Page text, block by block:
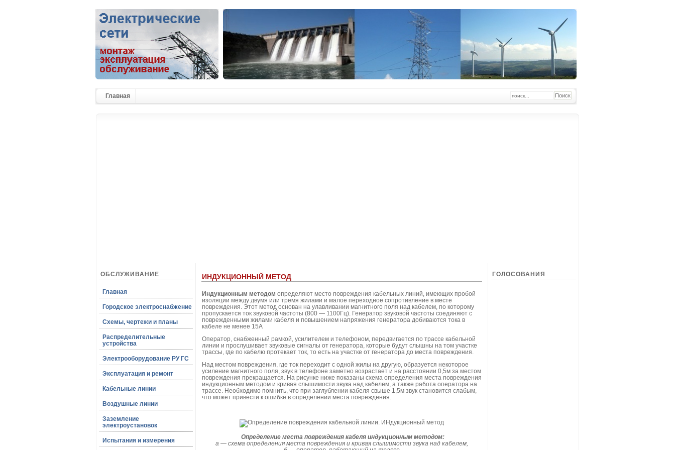
Главная
ОБСЛУЖИВАНИЕ
Главная
Городское электроснабжение
Схемы, чертежи и планы
Распределительные
устройства
Электрооборудование РУ ГС
Эксплуатация и ремонт
Кабельные линии
Воздушные линии
Заземление
электроустановок
Испытания и измерения
ИНДУКЦИОННЫЙ МЕТОД
Индукционным методом определяют место повреждения кабельных линий, имеющих пробой
изоляции между двумя или тремя жилами и малое переходное сопротивление в месте
повреждения. Этот метод основан на улавливании магнитного поля над кабелем, по которому
пропускается ток звуковой частоты (800 — 1100Гц). Генератор звуковой частоты соединяют с
поврежденными жилами кабеля и повышением напряжения генератора добиваются тока в
кабеле не менее 15А
Оператор, снабженный рамкой, усилителем и телефоном, передвигается по трассе кабельной
линии и прослушивает звуковые сигналы от генератора, которые будут слышны на том участке
трассы, где по кабелю протекает ток, то есть на участке от генератора до места повреждения.
Над местом повреждения, где ток переходит с одной жилы на другую, образуется некоторое
усиление магнитного поля, звук в телефоне заметно возрастает и на расстоянии 0,5м за местом
повреждения прекращается. На рисунке ниже показаны схема определения места повреждения
индукционным методом и кривая слышимости звука над кабелем, а также работа оператора на
трассе. Необходимо помнить, что при заглублении кабеля свыше 1,5м звук становится слабым,
что может привести к ошибке в определении места повреждения.
Определение места повреждения кабеля индукционным методом:
а — схема определения места повреждения и кривая слышимости звука над кабелем,
ГОЛОСОВАНИЯ